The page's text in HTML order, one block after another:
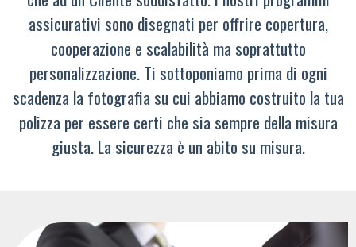
assicurativi sono disegnati per offrire copertura,
cooperazione e scalabilità ma soprattutto
personalizzazione. Ti sottoponiamo prima di ogni
scadenza la fotografia su cui abbiamo costruito la tua
polizza per essere certi che sia sempre della misura
giusta. La sicurezza è un abito su misura.